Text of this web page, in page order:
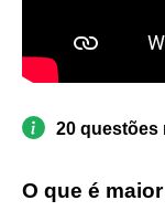
20 questões
O que é